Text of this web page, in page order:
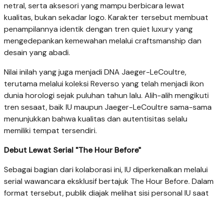
netral, serta aksesori yang mampu berbicara lewat
kualitas, bukan sekadar logo. Karakter tersebut membuat
penampilannya identik dengan tren quiet luxury yang
mengedepankan kemewahan melalui craftsmanship dan
desain yang abadi.
Nilai inilah yang juga menjadi DNA Jaeger-LeCoultre,
terutama melalui koleksi Reverso yang telah menjadi ikon
dunia horologi sejak puluhan tahun lalu. Alih-alih mengikuti
tren sesaat, baik IU maupun Jaeger-LeCoultre sama-sama
menunjukkan bahwa kualitas dan autentisitas selalu
memiliki tempat tersendiri.
Debut Lewat Serial "The Hour Before"
Sebagai bagian dari kolaborasi ini, IU diperkenalkan melalui
serial wawancara eksklusif bertajuk The Hour Before. Dalam
format tersebut, publik diajak melihat sisi personal IU saat